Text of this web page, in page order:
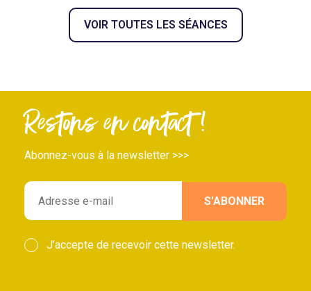
VOIR TOUTES LES SÉANCES
Restons en contact !
Abonnez-vous à la newsletter >>>
J’accepte de recevoir cette newsletter.